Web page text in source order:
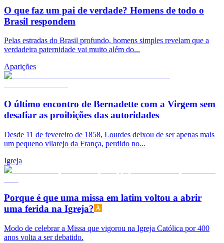
O que faz um pai de verdade? Homens de todo o
Brasil respondem
Pelas estradas do Brasil profundo, homens simples revelam que a
verdadeira paternidade vai muito além do...
Aparições
O último encontro de Bernadette com a Virgem sem
desafiar as proibições das autoridades
Desde 11 de fevereiro de 1858, Lourdes deixou de ser apenas mais
um pequeno vilarejo da França, perdido no...
Igreja
Porque é que uma missa em latim voltou a abrir
uma ferida na Igreja?
Modo de celebrar a Missa que vigorou na Igreja Católica por 400
anos volta a ser debatido.